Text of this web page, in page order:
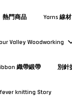
熱門商品 Yarns 線材
Valley Woodworking
織帶緞帶 別針
knitting Story